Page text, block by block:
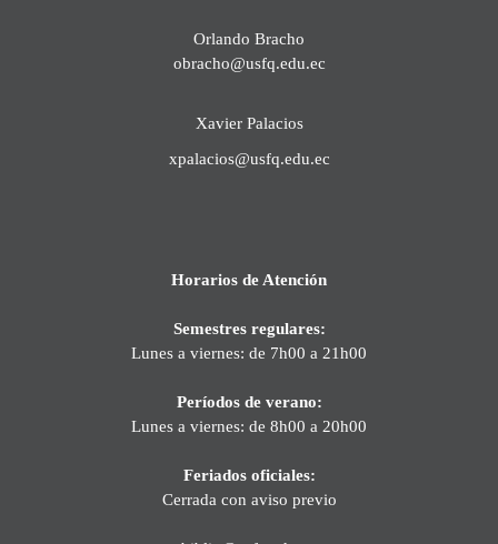
Orlando Bracho
obracho@usfq.edu.ec
Xavier Palacios
xpalacios@usfq.edu.ec
Horarios de Atención
Semestres regulares:
Lunes a viernes: de 7h00 a 21h00
Períodos de verano:
Lunes a viernes: de 8h00 a 20h00
Feriados oficiales:
Cerrada con aviso previo